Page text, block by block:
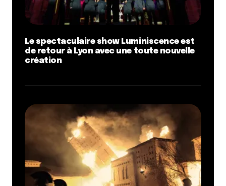
Le spectaculaire show Luminiscence est
de retour à Lyon avec une toute nouvelle
création